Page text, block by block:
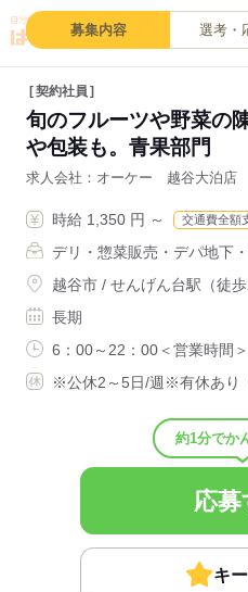
募集内容 選考・
契約社員
旬のフルーツや野菜の
や包装も。青果部門
求人会社 オーケー 越谷大泊店
時給 1,350 円 ～ 交通費全額
デリ・惣菜販売・デパ地下
越谷市 / せんげん台駅（徒歩
長期
6：00～22：00＜営業時間
※公休2～5日/週※有休あり
約1分でか
応募
キ